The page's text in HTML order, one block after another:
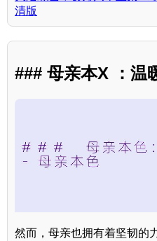
清版
### 母亲本X ：温
然而，母亲也拥有着坚韧的